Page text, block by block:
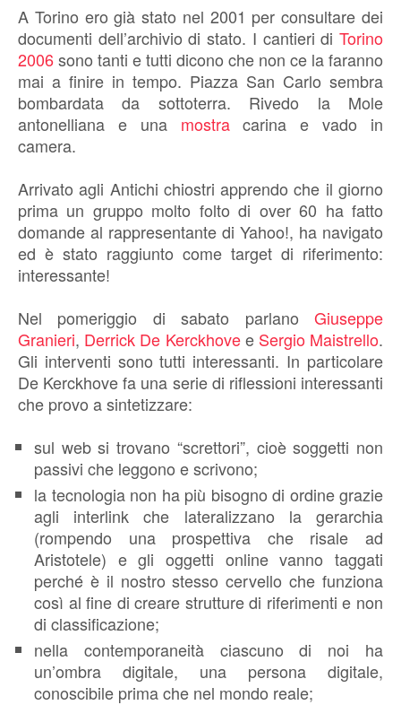
A Torino ero già stato nel 2001 per consultare dei
documenti dell’archivio di stato. I cantieri di Torino
2006sono tanti e tutti dicono che non ce la faranno
mai a finire in tempo. Piazza San Carlo sembra
bombardata da sottoterra. Rivedo la Mole
antonelliana e una mostracarina e vado in
camera.
Arrivato agli Antichi chiostri apprendo che il giorno
prima un gruppo molto folto di over 60 ha fatto
domande al rappresentante di Yahoo!, ha navigato
ed è stato raggiunto come target di riferimento:
interessante!
Nel pomeriggio di sabato parlano Giuseppe
Granieri, Derrick De Kerckhovee Sergio Maistrello.
Gli interventi sono tutti interessanti. In particolare
De Kerckhove fa una serie di riflessioni interessanti
che provo a sintetizzare:
sul web si trovano “screttori”, cioè soggetti non
passivi che leggono e scrivono;
la tecnologia non ha più bisogno di ordine grazie
agli interlink che lateralizzano la gerarchia
(rompendo una prospettiva che risale ad
Aristotele) e gli oggetti online vanno taggati
perché è il nostro stesso cervello che funziona
così al fine di creare strutture di riferimenti e non
di classificazione;
nella contemporaneità ciascuno di noi ha
un’ombra digitale, una persona digitale,
conoscibile prima che nel mondo reale;